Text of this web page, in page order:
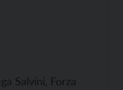
Salvini, Forza